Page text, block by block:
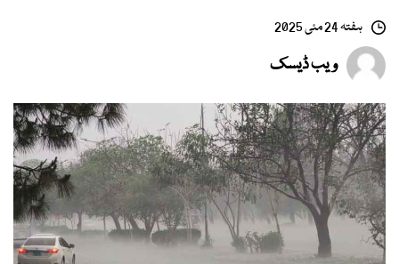
ہفتہ 24 مئی 2025
ویب ڈیسک